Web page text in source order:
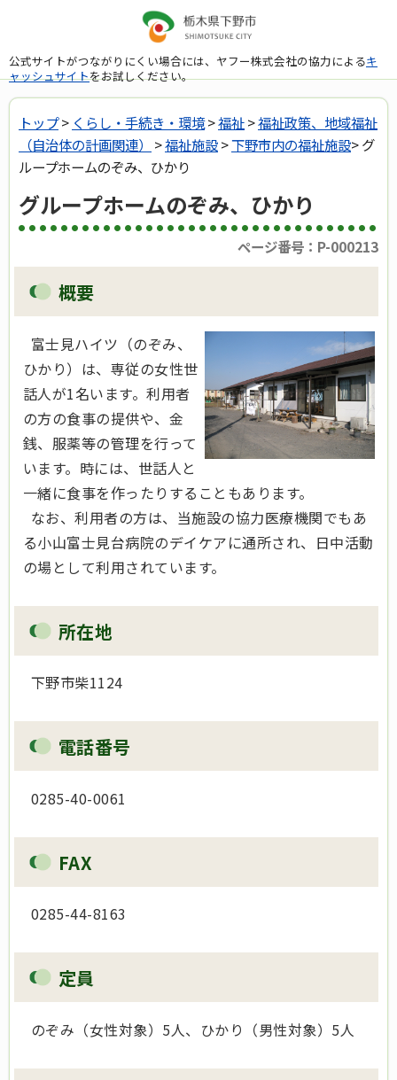
公式サイトがつながりにくい場合には、ヤフー株式会社の協力によるキ
ャッシュサイトをお試しください。
トップ> くらし・手続き・環境>福祉>福祉政策、地域福祉
（自治体の計画関連）
>福祉施設>下野市内の福祉施設> グ
ループホームのぞみ、ひかり
グループホームのぞみ、ひかり
ページ番号：P-000213
概要
富士見ハイツ（のぞみ、
ひかり）は、専従の女性世
話人が1名います。利用者
の方の食事の提供や、金
銭、服薬等の管理を行って
います。時には、世話人と
一緒に食事を作ったりすることもあります。
なお、利用者の方は、当施設の協力医療機関でもあ
る小山富士見台病院のデイケアに通所され、日中活動
の場として利用されています。
所在地
下野市柴1124
電話番号
0285-40-0061
FAX
0285-44-8163
定員
のぞみ（女性対象）5人、ひかり（男性対象）5人